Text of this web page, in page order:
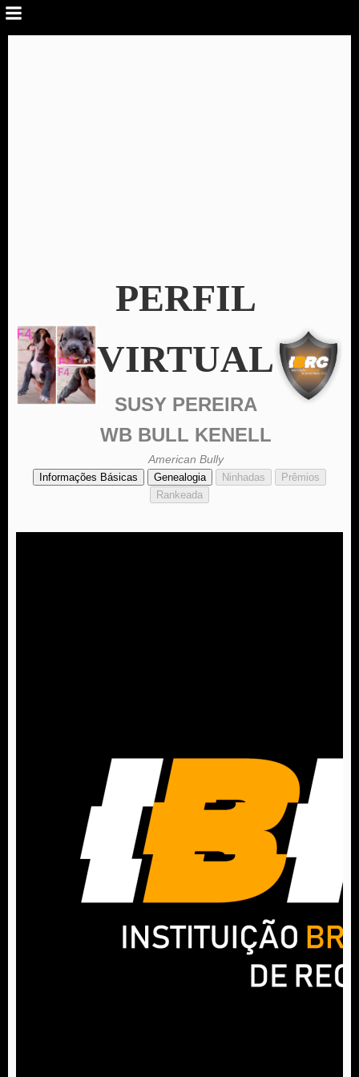
PERFIL
VIRTUAL
SUSY PEREIRA
WB BULL KENELL
American Bully
Informações Básicas Genealogia Ninhadas
Prêmios
Rankeada